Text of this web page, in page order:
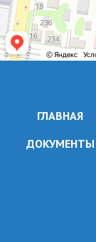
ГЛАВНАЯ
ДОКУМЕНТЫ